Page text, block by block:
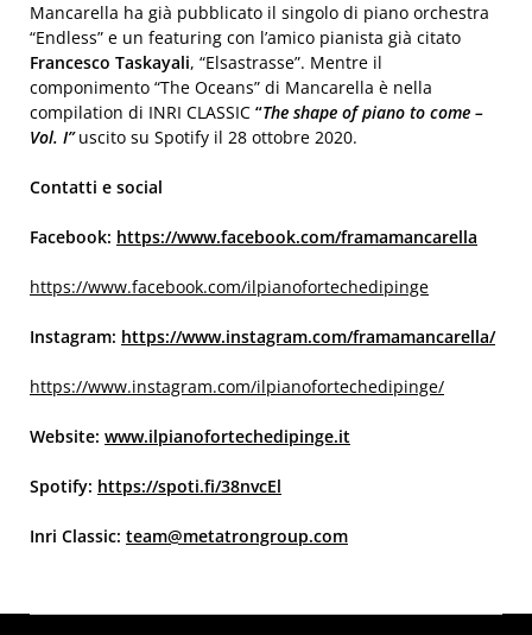
Mancarella ha già pubblicato il singolo di piano orchestra
“Endless” e un featuring con l’amico pianista già citato
Francesco Taskayali, “Elsastrasse”. Mentre il
componimento “The Oceans” di Mancarella è nella
compilation di INRI CLASSIC “The shape of piano to come –
Vol. I”uscito su Spotify il 28 ottobre 2020.
Contatti e social
Facebook: https://www.facebook.com/framamancarella
https://www.facebook.com/ilpianofortechedipinge
Instagram: https://www.instagram.com/framamancarella/
https://www.instagram.com/ilpianofortechedipinge/
Website: www.ilpianofortechedipinge.it
Spotify: https://spoti.fi/38nvcEl
Inri Classic: team@metatrongroup.com